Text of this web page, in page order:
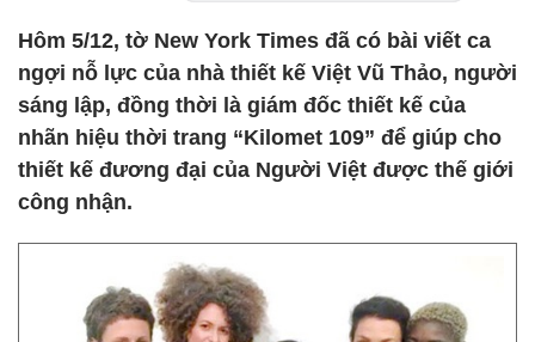
Hôm 5/12, tờ New York Times đã có bài viết ca
ngợi nỗ lực của nhà thiết kế Việt Vũ Thảo, người
sáng lập, đồng thời là giám đốc thiết kế của
nhãn hiệu thời trang “Kilomet 109” để giúp cho
thiết kế đương đại của Người Việt được thế giới
công nhận.